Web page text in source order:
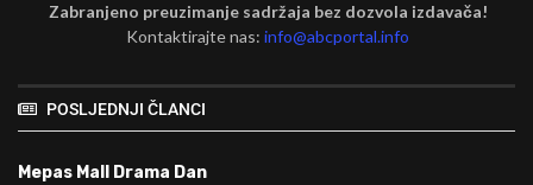
Zabranjeno preuzimanje sadržaja bez dozvola izdavača!
Kontaktirajte nas:info@abcportal.info
POSLJEDNJI ČLANCI
Mepas Mall Drama Dan